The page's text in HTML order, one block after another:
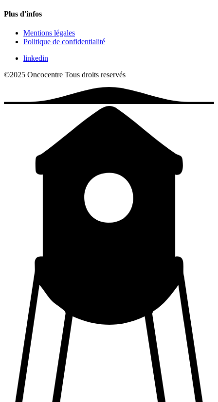
Plus d'infos
Mentions légales
Politique de confidentialité
linkedin
©2025 Oncocentre Tous droits reservés